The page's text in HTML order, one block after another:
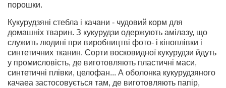
порошки.
Кукурудзяні стебла і качани - чудовий корм для
домашніх тварин. З кукурудзи одержують амілазу, що
служить людині при виробництві фото- і кіноплівки і
синтетичних тканин. Сорти восковидної кукурудзи йдуть
у промисловість, де виготовляють пластичні маси,
синтетичні плівки, целофан... А оболонка кукурудзяного
качаеа застосовується там, де виготовляють папір,